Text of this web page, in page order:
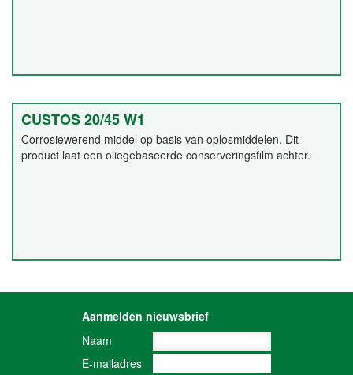
CUSTOS 20/45 W1
Corrosiewerend middel op basis van oplosmiddelen. Dit
product laat een oliegebaseerde conserveringsfilm achter.
Aanmelden nieuwsbrief
Naam
E-mailadres